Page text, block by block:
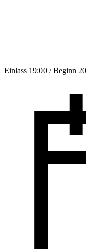
Einlass 19:00 / Beginn